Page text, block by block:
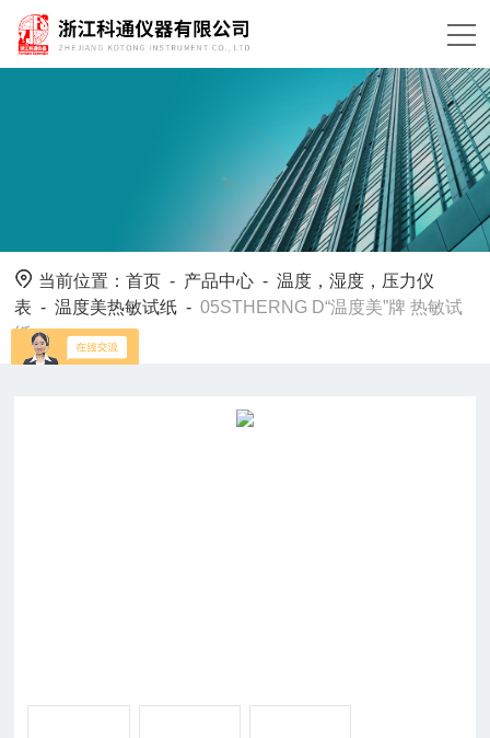
当前位置：首页 - 产品中心 -温度，湿度，压力仪
表 -温度美热敏试纸 -05STHERNG D“温度美”牌 热敏试
纸